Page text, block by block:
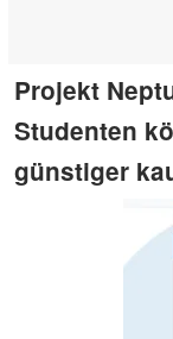
Projekt
Studenten
günstiger